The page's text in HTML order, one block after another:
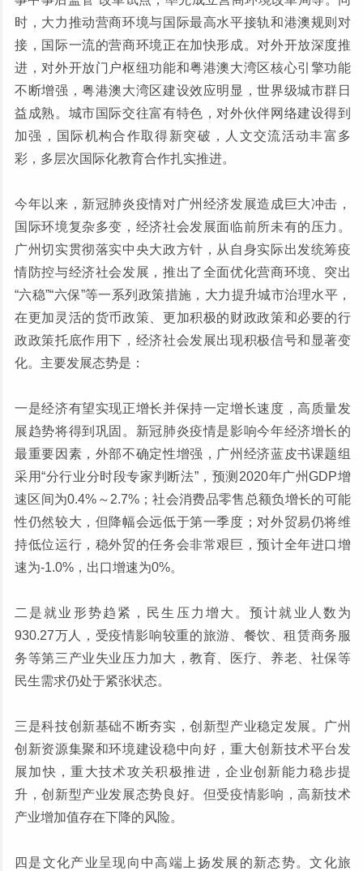
时，大力推动营商环境与国际最高水平接轨和港澳规则对
接，国际一流的营商环境正在加快形成。对外开放深度推
进，对外开放门户枢纽功能和粤港澳大湾区核心引擎功能
不断增强，粤港澳大湾区建设效应明显，世界级城市群日
益成熟。城市国际交往富有特色，对外伙伴网络建设得到
加强，国际机构合作取得新突破，人文交流活动丰富多
彩，多层次国际化教育合作扎实推进。
今年以来，新冠肺炎疫情对广州经济发展造成巨大冲击，
国际环境复杂多变，经济社会发展面临前所未有的压力。
广州切实贯彻落实中央大政方针，从自身实际出发统筹疫
情防控与经济社会发展，推出了全面优化营商环境、突出
“六稳”“六保”等一系列政策措施，大力提升城市治理水平，
在更加灵活的货币政策、更加积极的财政政策和必要的行
政政策托底作用下，经济社会发展出现积极信号和显著变
化。主要发展态势是：
一是经济有望实现正增长并保持一定增长速度，高质量发
展趋势将得到巩固。新冠肺炎疫情是影响今年经济增长的
最重要因素，外部不确定性增强，广州经济蓝皮书课题组
采用“分行业分时段专家判断法”，预测2020年广州GDP增
速区间为0.4%～2.7%；社会消费品零售总额负增长的可能
性仍然较大，但降幅会远低于第一季度；对外贸易仍将维
持低位运行，稳外贸的任务会非常艰巨，预计全年进口增
速为-1.0%，出口增速为0%。
二是就业形势趋紧，民生压力增大。预计就业人数为
930.27万人，受疫情影响较重的旅游、餐饮、租赁商务服
务等第三产业失业压力加大，教育、医疗、养老、社保等
民生需求仍处于紧张状态。
三是科技创新基础不断夯实，创新型产业稳定发展。广州
创新资源集聚和环境建设稳中向好，重大创新技术平台发
展加快，重大技术攻关积极推进，企业创新能力稳步提
升，创新型产业发展态势良好。但受疫情影响，高新技术
产业增加值存在下降的风险。
四是文化产业呈现向中高端上扬发展的新态势。文化旅